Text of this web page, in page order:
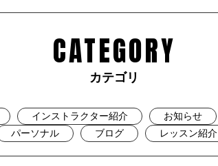
CATEGORY
カテゴリ
インストラクター紹介 お知らせ
パーソナル ブログ レッスン紹介